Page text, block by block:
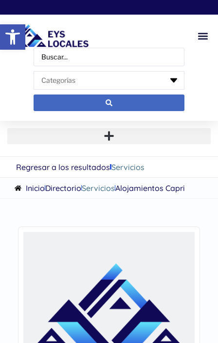
Abrir barra de herramientas
Regresar a los resultadosServicios
InicioDirectorioServiciosAlojamientos Capri